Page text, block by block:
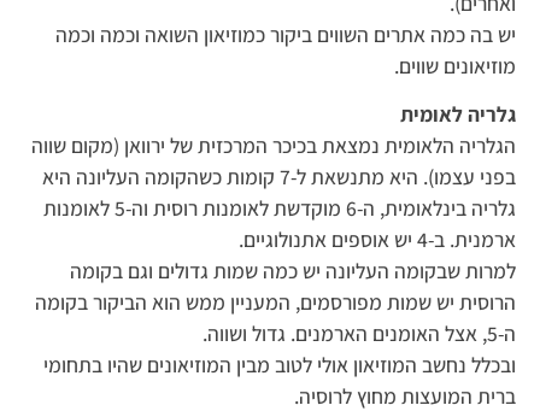
יש בה כמה אתרים השווים ביקור כמוזיאון השואה וכמה וכמה
מוזיאונים שווים.
גלריה לאומית
הגלריה הלאומית נמצאת בכיכר המרכזית של ירוואן (מקום שווה
בפני עצמו). היא מתנשאת ל-7 קומות כשהקומה העליונה היא
גלריה בינלאומית, ה-6 מוקדשת לאומנות רוסית וה-5 לאומנות
ארמנית. ב-4 יש אוספים אתנולוגיים.
למרות שבקומה העליונה יש כמה שמות גדולים וגם בקומה
הרוסית יש שמות מפורסמים, המעניין ממש הוא הביקור בקומה
ה-5, אצל האומנים הארמנים. גדול ושווה.
ובכלל נחשב המוזיאון אולי לטוב מבין המוזיאונים שהיו בתחומי
ברית המועצות מחוץ לרוסיה.